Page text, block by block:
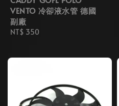
VENTO 冷卻液水管 德國
副廠
Regular
NT$ 350